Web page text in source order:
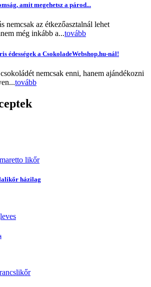
amit megehetsz a párod...
nemcsak az étkezőasztalnál lehet
még inkább a...tovább
édességek a CsokoladeWebshop.hu-nál!
nemcsak enni, hanem ajándékozni
tovább
házilag